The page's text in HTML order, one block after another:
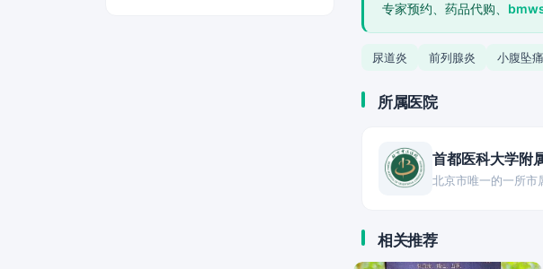
专家预约、药品代购、
尿道炎 前列腺炎 小腹坠痛
所属医院
首都医科大学附
北京市唯一的一所市
相关推荐